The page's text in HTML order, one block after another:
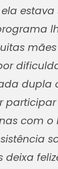
estava
dupla
com o
deixa